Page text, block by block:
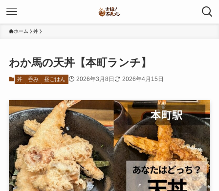
ホーム 丼
わか馬の天丼【本町ランチ】
丼 呑み 昼ごはん 2026年3月8日 2026年4月15日